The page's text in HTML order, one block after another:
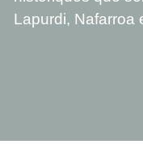
Lapurdi, Nafarroa